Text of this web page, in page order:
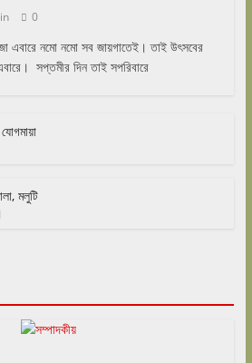
0
এবারে নমো নমো সব জায়গাতেই। তাই উৎসবের
সপ্তমীর দিন তাই সপরিবারে
যোগমায়া
মলুটি